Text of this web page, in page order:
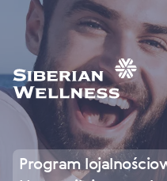
Program